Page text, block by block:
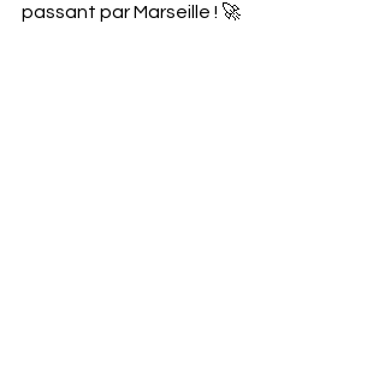
passant par Marseille ! 🚀